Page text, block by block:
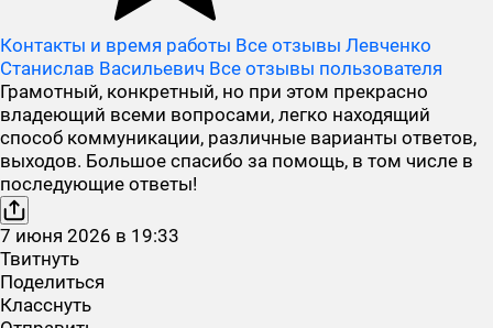
Контакты и время работы Все отзывы Левченко
Станислав Васильевич Все отзывы пользователя
Грамотный, конкретный, но при этом прекрасно
владеющий всеми вопросами, легко находящий
способ коммуникации, различные варианты ответов,
выходов. Большое спасибо за помощь, в том числе в
последующие ответы!
7 июня 2026 в 19:33
Твитнуть
Поделиться
Класснуть